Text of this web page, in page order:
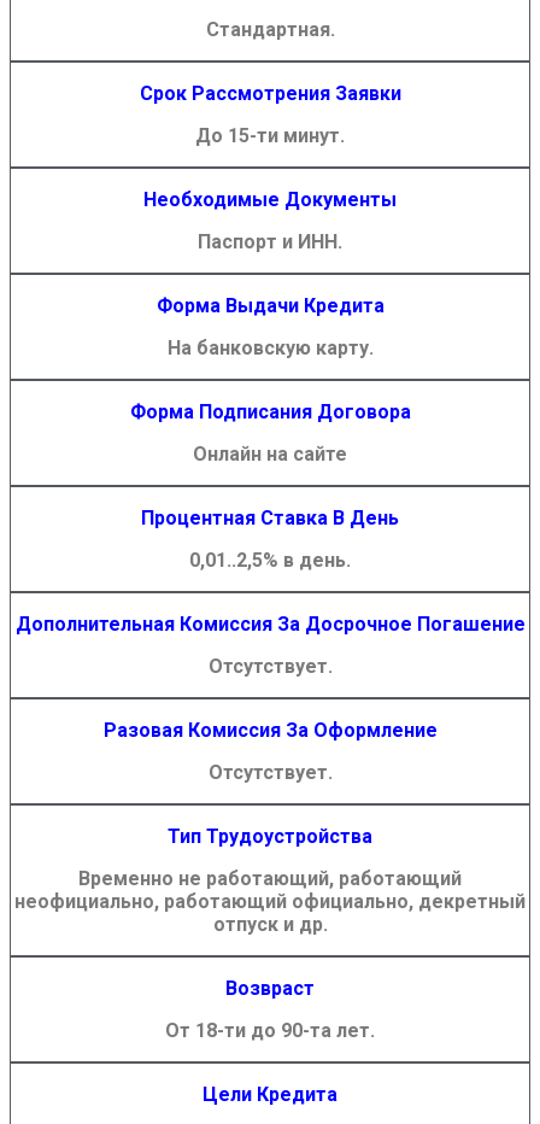
Стандартная.
Срок Рассмотрения Заявки
До 15-ти минут.
Необходимые Документы
Паспорт и ИНН.
Форма Выдачи Кредита
На банковскую карту.
Форма Подписания Договора
Онлайн на сайте
Процентная Ставка В День
0,01..2,5% в день.
Дополнительная Комиссия За Досрочное Погашение
Отсутствует.
Разовая Комиссия За Оформление
Отсутствует.
Тип Трудоустройства
Временно не работающий, работающий
неофициально, работающий официально, декретный
отпуск и др.
Возвраст
От 18-ти до 90-та лет.
Цели Кредита